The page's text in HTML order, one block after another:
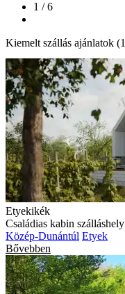
1 / 6
Kiemelt szállás ajánlatok
Etyekikék
Családias kabin
Közép-Dunántúl Etyek
Bővebben